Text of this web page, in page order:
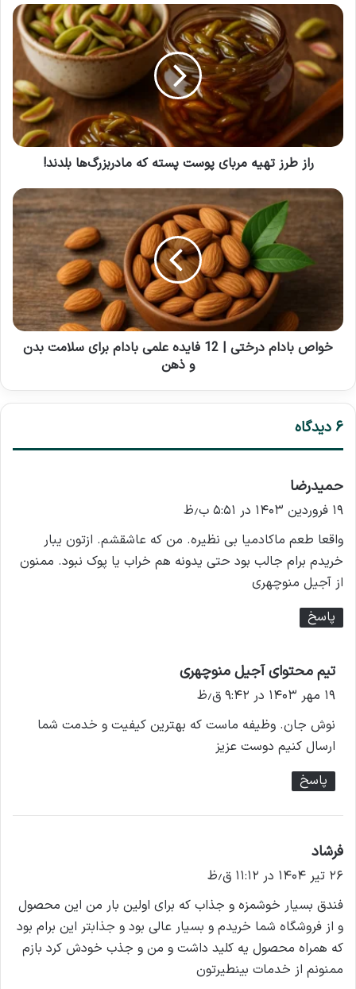
راز
طرز
تهیه
مربای
پوست
پسته
که
مادربزرگ‌ها
بلدند!
راز طرز تهیه مربای پوست پسته که مادربزرگ‌ها بلدند!
خواص
بادام
درختی
فایده
برای
سلامت
ذهن
خواص بادام درختی | 12 فایده علمی بادام برای سلامت بدن
و ذهن
۶ دیدگاه
حمیدرضا
ف
:
۱۹ فروردین ۱۴۰۳ در ۵:۵۱ ب٫ظ
واقعا طعم ماکادمیا بی نظیره. من که عاشقشم. ازتون یبار
خریدم برام جالب بود حتی یدونه هم خراب یا پوک نبود. ممنون
از آجیل منوچهری
پاسخ
تیم محتوای آجیل منوچهری
:
۱۹ مهر ۱۴۰۳ در ۹:۴۲ ق٫ظ
نوش جان. وظیفه ماست که بهترین کیفیت و خدمت شما
ارسال کنیم دوست عزیز
پاسخ
فرشاد
ف
:
۲۶ تیر ۱۴۰۴ در ۱۱:۱۲ ق٫ظ
فندق بسیار خوشمزه و جذاب که برای اولین بار من این محصول
و از فروشگاه شما خریدم و بسیار عالی بود و جذابتر این برام بود
که همراه محصول یه کلید داشت و من و جذب خودش کرد بازم
ممنونم از خدمات بینطیرتون